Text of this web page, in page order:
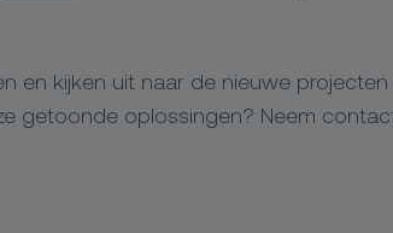
en kijken uit naar de nieuwe projecten
getoonde oplossingen? Neem